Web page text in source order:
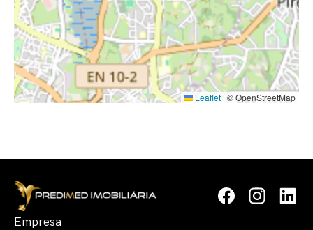
Leaflet | © OpenStreetMap
Empresa